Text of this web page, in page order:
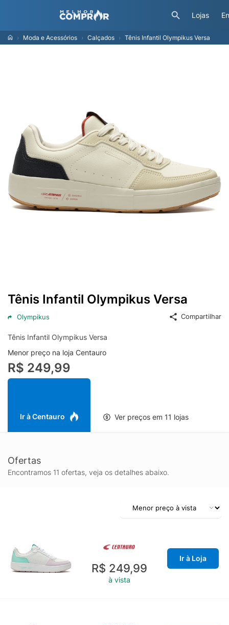
Lojas
Moda e Acessórios Calçados Tênis Infantil Olympikus Versa
Tênis Infantil Olympikus Versa
Olympikus Compartilhar
Tênis Infantil Olympikus Versa
Menor preço na loja Centauro
R$ 249,99
Ir à Centauro Ver preços em 11 lojas
Ofertas
Encontramos 11 ofertas, veja os detalhes abaixo.
R$ 249,99
à vista
Ir à Loja